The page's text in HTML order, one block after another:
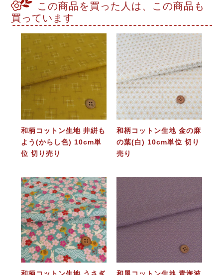
この商品を買った人は、この商品も
買っています
和柄コットン生地 井絣も
よう(からし色) 10cm単
位 切り売り
和柄コットン生地 金の麻
の葉(白) 10cm単位 切り
売り